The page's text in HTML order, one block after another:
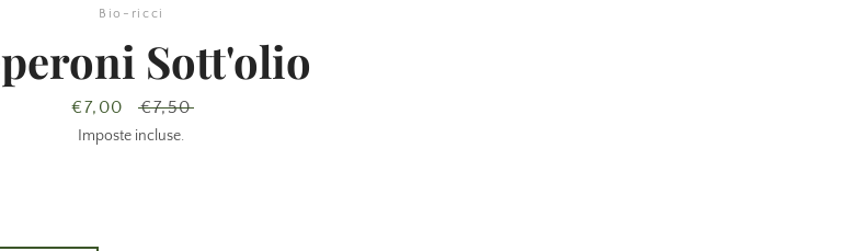
Bio-ricci
Sott'olio
Prezzo
scontato
€7,00
Prezzo
di
€7,50
Imposte incluse.